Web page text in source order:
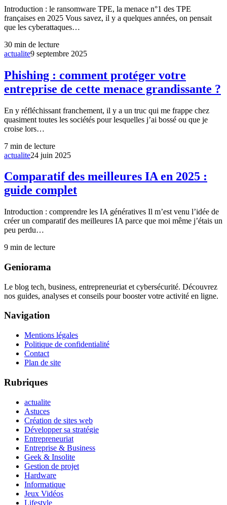
Introduction : le ransomware TPE, la menace n°1 des TPE
françaises en 2025 Vous savez, il y a quelques années, on pensait
que les cyberattaques…
30 min de lecture
actualite9 septembre 2025
Phishing : comment protéger votre
entreprise de cette menace grandissante ?
En y réfléchissant franchement, il y a un truc qui me frappe chez
quasiment toutes les sociétés pour lesquelles j’ai bossé ou que je
croise lors…
7 min de lecture
actualite24 juin 2025
Comparatif des meilleures IA en 2025 :
guide complet
Introduction : comprendre les IA génératives Il m’est venu l’idée de
créer un comparatif des meilleures IA parce que moi même j’étais un
peu perdu…
9 min de lecture
Geniorama
Le blog tech, business, entrepreneuriat et cybersécurité. Découvrez
nos guides, analyses et conseils pour booster votre activité en ligne.
Navigation
Mentions légales
Politique de confidentialité
Contact
Plan de site
Rubriques
actualite
Astuces
Création de sites web
Développer sa stratégie
Entrepreneuriat
Entreprise & Business
Geek & Insolite
Gestion de projet
Hardware
Informatique
Jeux Vidéos
Lifestyle